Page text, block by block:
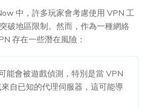
中，許多玩家會考慮使用 VPN 工
破地區限制。然而，作為一種網絡
存在一些潛在風險：
能會被遊戲偵測，特別是當 VPN
自已知的代理伺服器，這可能導